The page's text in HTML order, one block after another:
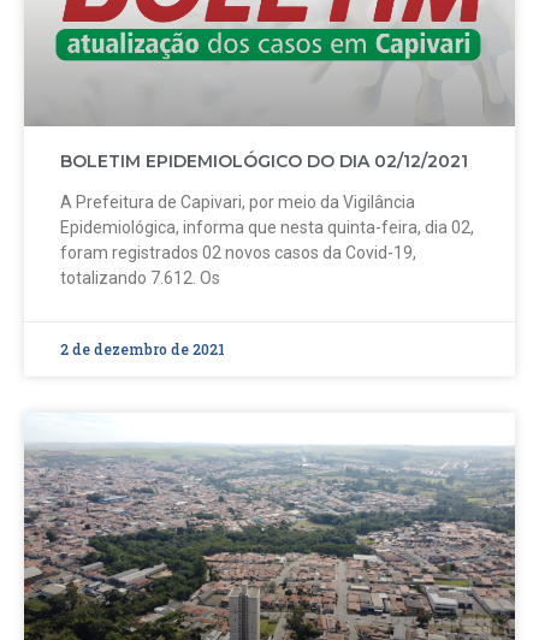
BOLETIM EPIDEMIOLÓGICO DO DIA 02/12/2021
A Prefeitura de Capivari, por meio da Vigilância
Epidemiológica, informa que nesta quinta-feira, dia 02,
foram registrados 02 novos casos da Covid-19,
totalizando 7.612. Os
2 de dezembro de 2021